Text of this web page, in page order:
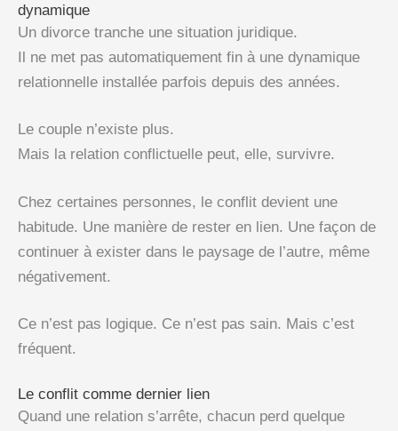
dynamique
Un divorce tranche une situation juridique.
Il ne met pas automatiquement fin à une dynamique
relationnelle installée parfois depuis des années.
Le couple n’existe plus.
Mais la relation conflictuelle peut, elle, survivre.
Chez certaines personnes, le conflit devient une
habitude. Une manière de rester en lien. Une façon de
continuer à exister dans le paysage de l’autre, même
négativement.
Ce n’est pas logique. Ce n’est pas sain. Mais c’est
fréquent.
Le conflit comme dernier lien
Quand une relation s’arrête, chacun perd quelque